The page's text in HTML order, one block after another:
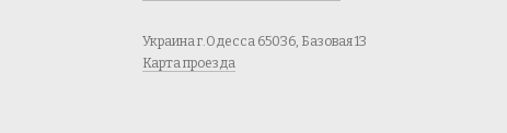
Украина г.Одесса 65036, Базовая 13
Карта проезда